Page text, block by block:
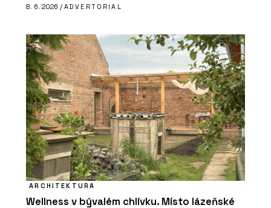
8. 6. 2026 / ADVERTORIAL
ARCHITEKTURA
Wellness v bývalém chlívku. Místo lázeňské